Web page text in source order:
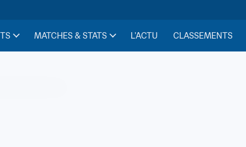
MATCHES & STATS L'ACTU CLASSEMENTS